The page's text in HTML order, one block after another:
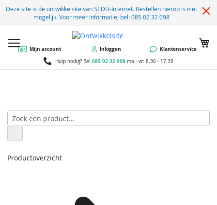
Deze site is de ontwikkelsite van SEDU-Internet. Bestellen hierop is niet
mogelijk. Voor meer informatie, bel: 085 02 32 098
Mijn account Inloggen Klantenservice
Hulp nodig? Bel 085 02 32 098 ma - vr: 8.30 - 17.30
Productoverzicht